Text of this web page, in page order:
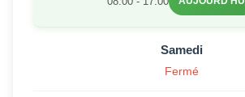
Samedi
Fermé